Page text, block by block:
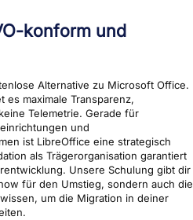
konform und
Alternative zu Microsoft Office.
maximale Transparenz,
Telemetrie. Gerade für
und
ist LibreOffice eine strategisch
als Trägerorganisation garantiert
Unsere Schulung gibt dir
für den Umstieg, sondern auch die
um die Migration in deiner